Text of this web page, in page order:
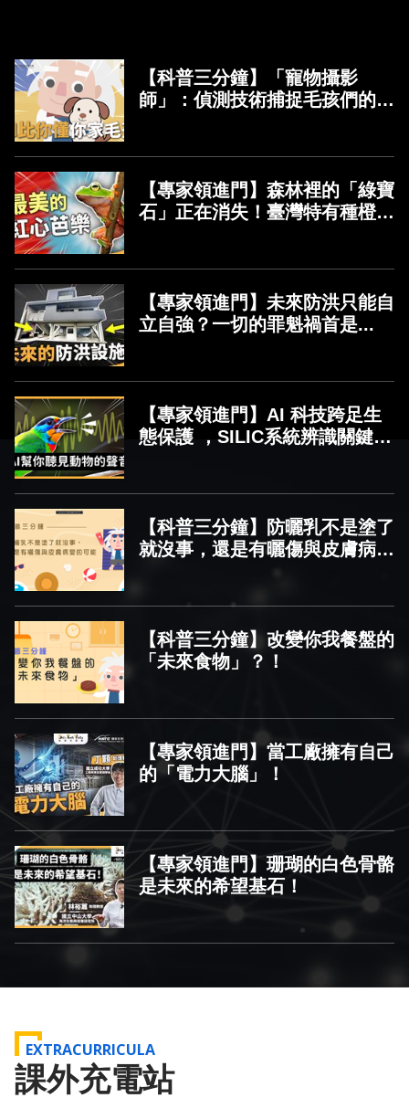
【科普三分鐘】「寵物攝影
師」：偵測技術捕捉毛孩們的瘋
【專家領進門】森林裡的「綠寶
石」正在消失！臺灣特有種橙腹
【專家領進門】未來防洪只能自
立自強？一切的罪魁禍首是...
【專家領進門】AI 科技跨足生
態保護 ，SILIC系統辨識關鍵鳥
【科普三分鐘】防曬乳不是塗了
就沒事，還是有曬傷與皮膚病變
【科普三分鐘】改變你我餐盤的
「未來食物」？！
【專家領進門】當工廠擁有自己
的「電力大腦」！
【專家領進門】珊瑚的白色骨骼
是未來的希望基石！
EXTRACURRICULA
課外充電站